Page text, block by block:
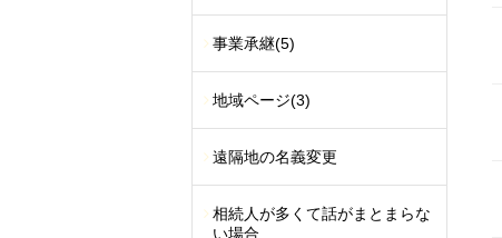
事業承継(5)
地域ページ(3)
遠隔地の名義変更
相続人が多くて話がまとまらな
い場合